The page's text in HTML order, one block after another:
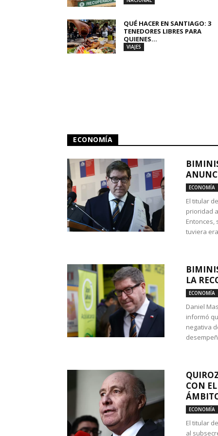
QUÉ HACER EN SANTIAGO: 3
TENEDORES LIBRES PARA
QUIENES...
VIAJES
ECONOMÍA
ECONOMÍA
El titular
prioridad
Entonces,
tuviera
LA
ECONOMÍA
Daniel
informó
negativa
CON
ECONOMÍA
El titular
al